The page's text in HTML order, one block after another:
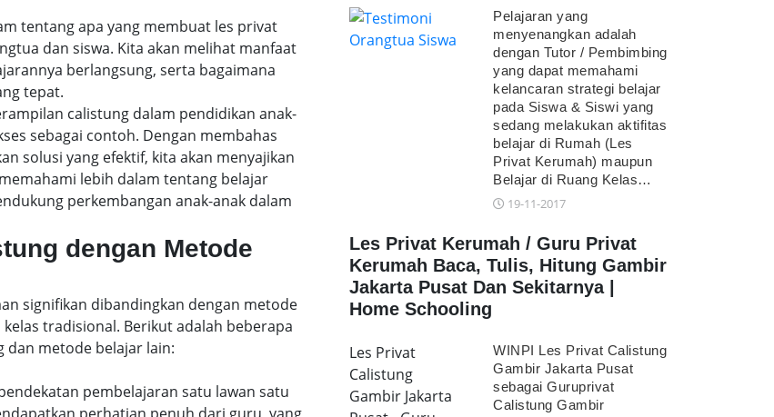
tentang apa yang membuat les privat
dan siswa. Kita akan melihat manfaat
berlangsung, serta bagaimana
tepat.
calistung dalam pendidikan anak-
sebagai contoh. Dengan membahas
solusi yang efektif, kita akan menyajikan
lebih dalam tentang belajar
perkembangan anak-anak dalam
dengan Metode
signifikan dibandingkan dengan metode
tradisional. Berikut adalah beberapa
metode belajar lain:
pembelajaran satu lawan satu
Pelajaran yang
menyenangkan adalah
dengan Tutor / Pembimbing
yang dapat memahami
kelancaran strategi belajar
pada Siswa & Siswi yang
sedang melakukan aktifitas
belajar di Rumah (Les
Privat Kerumah) maupun
Belajar di Ruang Kelas…
19-11-2017
Les Privat Kerumah / Guru Privat
Kerumah Baca, Tulis, Hitung Gambir
Jakarta Pusat Dan Sekitarnya |
Home Schooling
Les Privat
Calistung
Gambir Jakarta
WINPI Les Privat Calistung
Gambir Jakarta Pusat
sebagai Guruprivat
Calistung Gambir